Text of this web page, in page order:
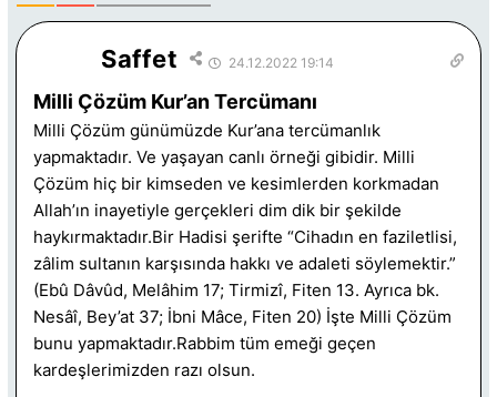
Saffet 24.12.2022 19:14
Milli Çözüm Kur’an Tercümanı
Milli Çözüm günümüzde Kur’ana tercümanlık
yapmaktadır. Ve yaşayan canlı örneği gibidir. Milli
Çözüm hiç bir kimseden ve kesimlerden korkmadan
Allah’ın inayetiyle gerçekleri dim dik bir şekilde
haykırmaktadır.Bir Hadisi şerifte “Cihadın en faziletlisi,
zâlim sultanın karşısında hakkı ve adaleti söylemektir.”
(Ebû Dâvûd, Melâhim 17; Tirmizî, Fiten 13. Ayrıca bk.
Nesâî, Bey’at 37; İbni Mâce, Fiten 20) İşte Milli Çözüm
bunu yapmaktadır.Rabbim tüm emeği geçen
kardeşlerimizden razı olsun.